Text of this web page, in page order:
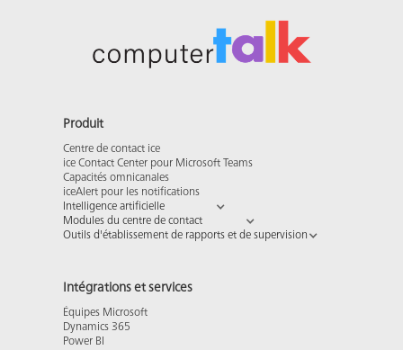
Produit
Centre de contact ice
ice Contact Center pour Microsoft Teams
Capacités omnicanales
iceAlert pour les notifications
Intelligence artificielle
Modules du centre de contact
Outils d'établissement de rapports et de supervision
Intégrations et services
Équipes Microsoft
Dynamics 365
Power BI